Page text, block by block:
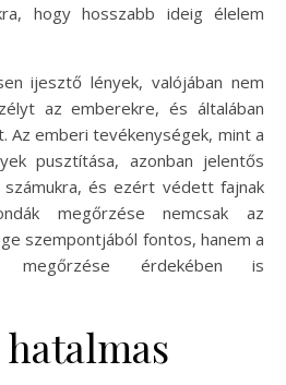
hogy hosszabb ideig élelem
ijesztő lények, valójában nem
az emberekre, és általában
Az emberi tevékenységek, mint a
pusztítása, azonban jelentős
és ezért védett fajnak
megőrzése nemcsak az
szempontjából fontos, hanem a
megőrzése érdekében is